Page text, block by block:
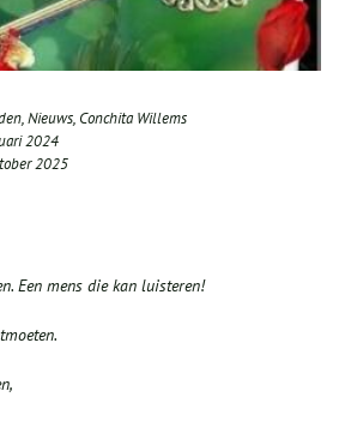
,Nieuws, Conchita Willems
2024
2025
Een mens die kan luisteren!